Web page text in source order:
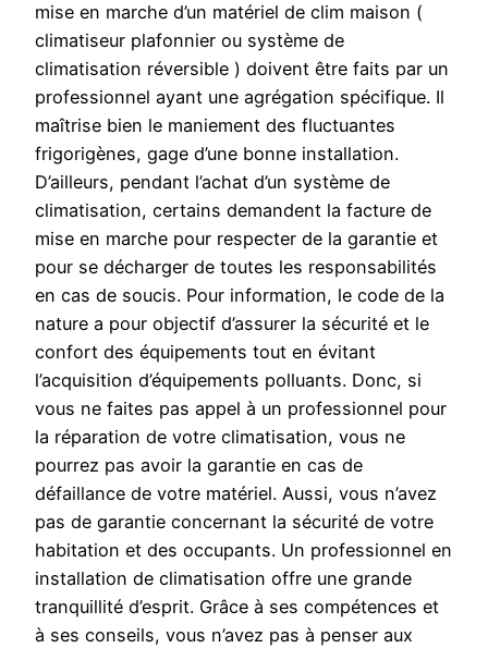
mise en marche d’un matériel de clim maison (
climatiseur plafonnier ou système de
climatisation réversible ) doivent être faits par un
professionnel ayant une agrégation spécifique. Il
maîtrise bien le maniement des fluctuantes
frigorigènes, gage d’une bonne installation.
D’ailleurs, pendant l’achat d’un système de
climatisation, certains demandent la facture de
mise en marche pour respecter de la garantie et
pour se décharger de toutes les responsabilités
en cas de soucis. Pour information, le code de la
nature a pour objectif d’assurer la sécurité et le
confort des équipements tout en évitant
l’acquisition d’équipements polluants. Donc, si
vous ne faites pas appel à un professionnel pour
la réparation de votre climatisation, vous ne
pourrez pas avoir la garantie en cas de
défaillance de votre matériel. Aussi, vous n’avez
pas de garantie concernant la sécurité de votre
habitation et des occupants. Un professionnel en
installation de climatisation offre une grande
tranquillité d’esprit. Grâce à ses compétences et
à ses conseils, vous n’avez pas à penser aux